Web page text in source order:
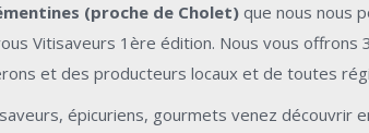
(proche de Cholet)que nous nous
Vitisaveurs 1ère édition. Nous vous offrons
et des producteurs locaux et de toutes
épicuriens, gourmets venez découvrir